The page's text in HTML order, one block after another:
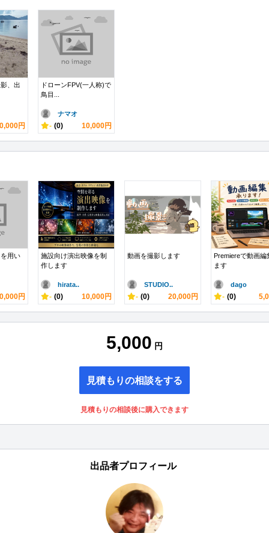
、出
円
ドローンFPV(一人称)で
鳥目...
ナマオ
- (0) 10,000円
用い
円
施設向け演出映像を制
作します
hirata..
- (0) 10,000円
動画を撮影します
STUDIO..
- (0) 20,000円
Premiereで動画編
ます
dago
- (0)
5,000 円
見積もりの相談をする
見積もりの相談後に購入できます
出品者プロフィール